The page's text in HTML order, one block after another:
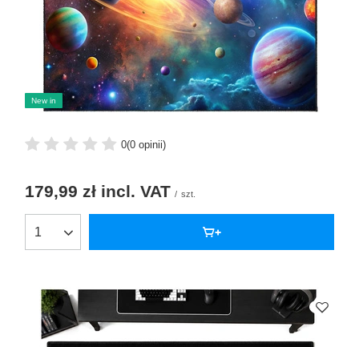
New in
0(0 opinii)
179,99 zł incl. VAT / szt.